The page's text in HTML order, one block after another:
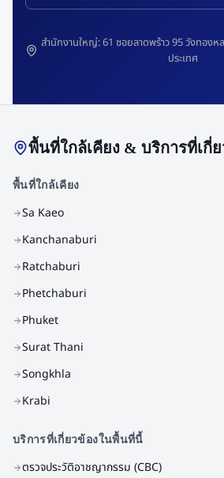
สำนักงานใหญ่: 61 ซอยลาดพร้าว 95 วังทองห
ประเทศ
พื้นที่ใกล้เคียง & บริการที่เกี่
พื้นที่ใกล้เคียง
Sa Kaeo
Kanchanaburi
Ratchaburi
Phetchaburi
Phuket
Surat Thani
Songkhla
Krabi
บริการที่เกี่ยวข้องในพื้นที่นี้
ตรวจประวัติอาชญากรรม (CBC)